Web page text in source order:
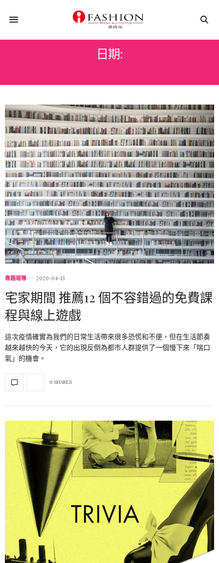
日期:
專題報導 2020-04-13
宅家期間 推薦12 個不容錯過的免費課
程與線上遊戲
這次疫情確實為我們的日常生活帶來很多恐慌和不便，但在生活節奏
越來越快的今天，它的出現反倒為都市人群提供了一個慢下來「喘口
氣」的機會。
0 SHARES